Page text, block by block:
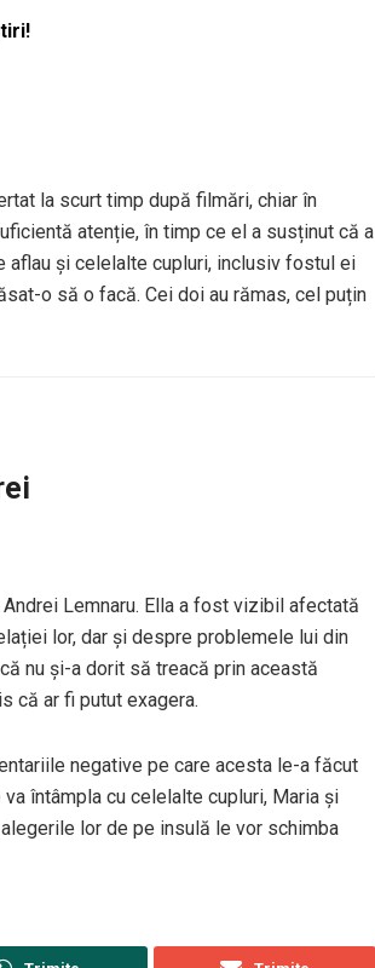
la scurt timp după filmări, chiar în
atenție, în timp ce el a susținut că a
aflau și celelalte cupluri, inclusiv fostul ei
o să o facă. Cei doi au rămas, cel puțin
Lemnaru. Ella a fost vizibil afectată
lor, dar și despre problemele lui din
nu și-a dorit să treacă prin această
că ar fi putut exagera.
negative pe care acesta le-a făcut
întâmpla cu celelalte cupluri, Maria și
lor de pe insulă le vor schimba